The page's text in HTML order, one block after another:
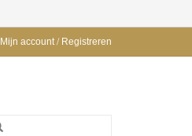
Mijn account / Registreren